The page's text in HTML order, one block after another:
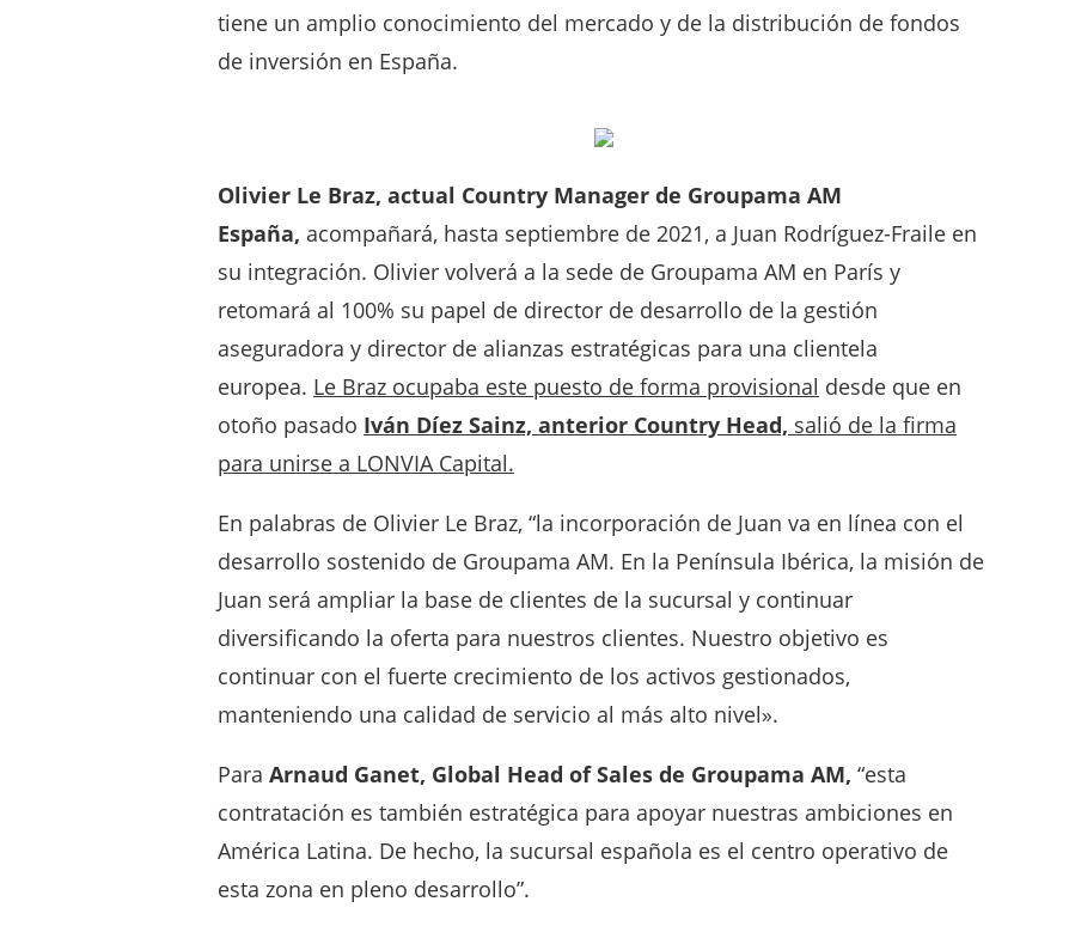
tiene un amplio conocimiento del mercado y de la distribución de fondos
de inversión en España.
Olivier Le Braz, actual Country Manager de Groupama AM
España, acompañará, hasta septiembre de 2021, a Juan Rodríguez-Fraile en
su integración. Olivier volverá a la sede de Groupama AM en París y
retomará al 100% su papel de director de desarrollo de la gestión
aseguradora y director de alianzas estratégicas para una clientela
europea. Le Braz ocupaba este puesto de forma provisional desde que en
otoño pasado Iván Díez Sainz, anterior Country Head, salió de la firma
para unirse a LONVIA Capital.
En palabras de Olivier Le Braz, “la incorporación de Juan va en línea con el
desarrollo sostenido de Groupama AM. En la Península Ibérica, la misión de
Juan será ampliar la base de clientes de la sucursal y continuar
diversificando la oferta para nuestros clientes. Nuestro objetivo es
continuar con el fuerte crecimiento de los activos gestionados,
manteniendo una calidad de servicio al más alto nivel».
Para Arnaud Ganet, Global Head of Sales de Groupama AM, “esta
contratación es también estratégica para apoyar nuestras ambiciones en
América Latina. De hecho, la sucursal española es el centro operativo de
esta zona en pleno desarrollo”.